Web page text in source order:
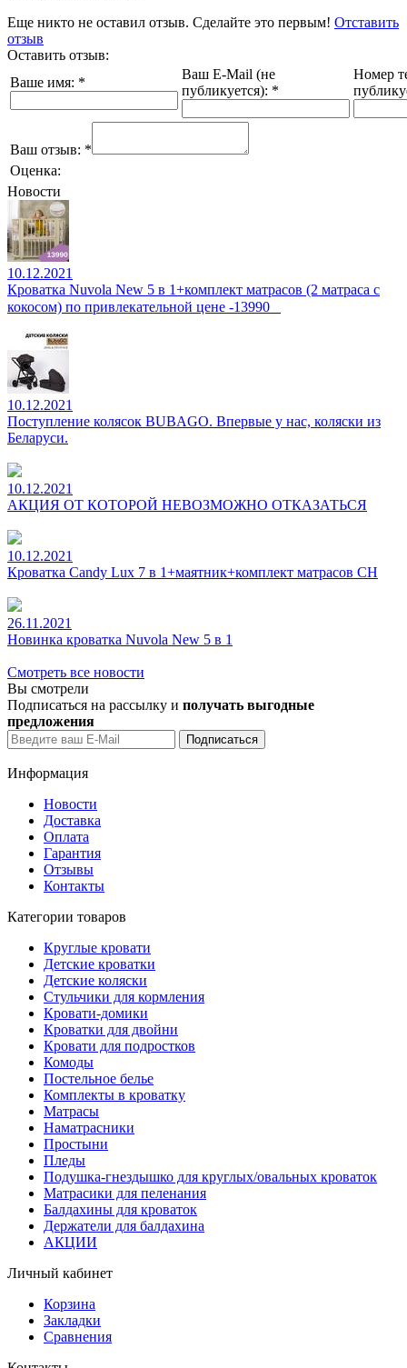
Еще никто не оставил отзыв. Сделайте это первым! Отставить
отзыв
Оставить отзыв:
Ваше имя: *
Ваш E-Mail (не
публикуется): *
Номер
Ваш отзыв: *
Оценка:
Новости
10.12.2021
Кроватка Nuvola New 5 в 1+комплект матрасов (2 матраса с
кокосом) по привлекательной цене -13990⠀
10.12.2021
Поступление колясок BUBAGO. Впервые у нас, коляски из
Беларуси.
10.12.2021
АКЦИЯ ОТ КОТОРОЙ НЕВОЗМОЖНО ОТКАЗАТЬСЯ
10.12.2021
Кроватка Candy Lux 7 в 1+маятник+комплект матрасов CH
26.11.2021
Новинка кроватка Nuvola New 5 в 1
Смотреть все новости
Вы смотрели
Подписаться на рассылку и получать выгодные
предложения
Информация
Новости
Доставка
Оплата
Гарантия
Отзывы
Контакты
Категории товаров
Круглые кровати
Детские кроватки
Детские коляски
Стульчики для кормления
Кровати-домики
Кроватки для двойни
Кровати для подростков
Комоды
Постельное белье
Комплекты в кроватку
Матрасы
Наматрасники
Простыни
Пледы
Подушка-гнездышко для круглых/овальных кроваток
Матрасики для пеленания
Балдахины для кроваток
Держатели для балдахина
АКЦИИ
Личный кабинет
Корзина
Закладки
Сравнения